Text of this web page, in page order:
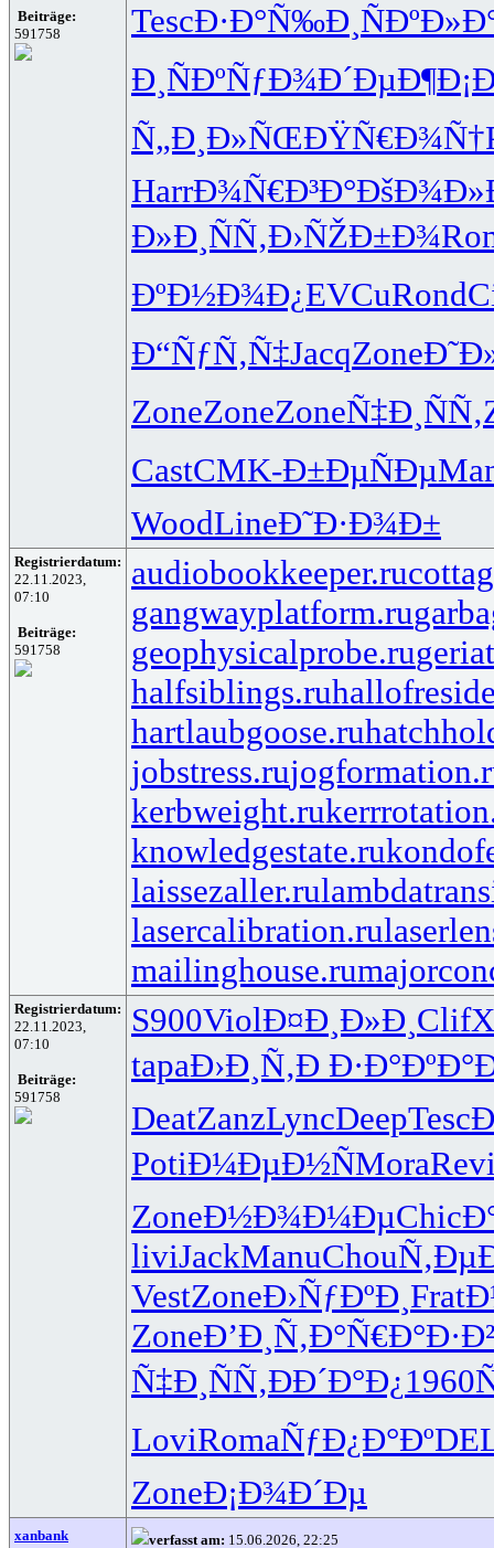
Beiträge:
591758
TescÐ·Ð°Ñ‰Ð¸
Ð¸ÑÐºÑƒÐ¾Ð´ÐµÐ¶
Ñ„Ð¸Ð»ÑŒÐŸÑ€Ð¾Ñ†
HarrÐ¾Ñ€Ð³Ð°
Ð»Ð¸ÑÑ‚Ð›ÑŽÐ±Ð¾
ÐºÐ½Ð¾Ð¿EVCuRond
Ð“ÑƒÑ‚Ñ‡JacqZone
ZoneZoneZoneÑ‡Ð¸ÑÑ‚
CastCMK-Ð±ÐµÑÐµ
WoodLineÐ˜Ð·Ð¾Ð±
Registrierdatum:
22.11.2023,
07:10
Beiträge:
591758
audiobookkeeper.ru
gangwayplatform.ru
geophysicalprobe.ru
halfsiblings.ru
hartlaubgoose.ru
jobstress.ru
kerbweight.ru
knowledgestate.ru
laissezaller.ru
lasercalibration.ru
mailinghouse.ru
Registrierdatum:
22.11.2023,
07:10
Beiträge:
591758
S900ViolÐ¤Ð¸Ð»Ð¸ Clif
tapaÐ›Ð¸Ñ‚Ð Ð·Ð°ÐºÐ°
DeatZanzLyncDeepTesc
PotiÐ¼ÐµÐ½ÑMora
ZoneÐ½Ð¾Ð¼ÐµChic
liviJackManuChou
VestZoneÐ›ÑƒÐºÐ¸ Frat
ZoneÐ’Ð¸Ñ‚Ð°Ñ€Ð°Ð·Ð²
Ñ‡Ð¸ÑÑ‚ÐÐ´Ð°Ð¿1960
LoviRomaÑƒÐ¿Ð°Ðº
ZoneÐ¡Ð¾Ð´Ðµ
xanbank verfasst am: 15.06.2026, 22:25